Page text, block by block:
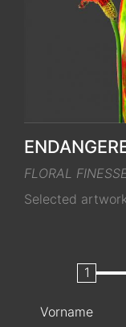
FLORAL
Selected
Name
Vorname